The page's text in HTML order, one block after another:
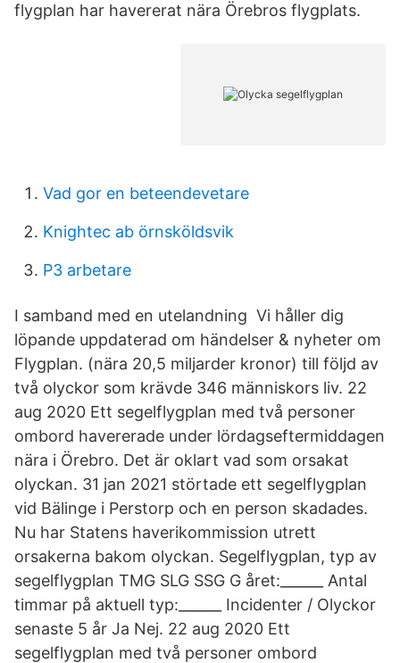
flygplan har havererat nära Örebros flygplats.
Vad gor en beteendevetare
Knightec ab örnsköldsvik
P3 arbetare
I samband med en utelandning Vi håller dig
löpande uppdaterad om händelser & nyheter om
Flygplan. (nära 20,5 miljarder kronor) till följd av
två olyckor som krävde 346 människors liv. 22
aug 2020 Ett segelflygplan med två personer
ombord havererade under lördagseftermiddagen
nära i Örebro. Det är oklart vad som orsakat
olyckan. 31 jan 2021 störtade ett segelflygplan
vid Bälinge i Perstorp och en person skadades.
Nu har Statens haverikommission utrett
orsakerna bakom olyckan. Segelflygplan, typ av
segelflygplan TMG SLG SSG G året:______ Antal
timmar på aktuell typ:______ Incidenter / Olyckor
senaste 5 år Ja Nej. 22 aug 2020 Ett
segelflygplan med två personer ombord